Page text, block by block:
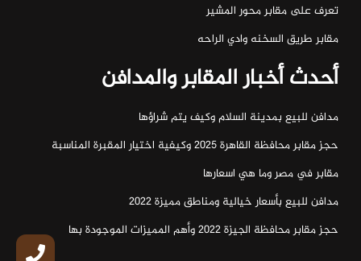
تعرف على مقابر محور المشير
مقابر طريق السخنه وادي الراحه
أحدث أخبار المقابر والمدافن
مدافن للبيع بمدينة السلام وكيف يتم شراؤها
حجز مقابر محافظة القاهرة 2025 وكيفية اختيار المقبرة المناسبة
مقابر في مصر وما هي اسعارها
مدافن للبيع بأسعار خيالية ومناطق مميزة 2022
حجز مقابر محافظة الجيزة 2022 وأهم المميزات الموجودة بها